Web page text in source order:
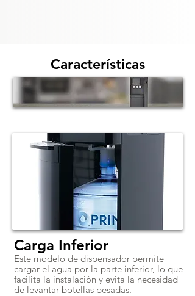
Características
Carga Inferior
Este modelo de dispensador permite
cargar el agua por la parte inferior, lo que
facilita la instalación y evita la necesidad
de levantar botellas pesadas.